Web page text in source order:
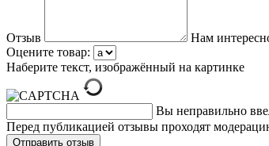
Отзыв
Нам
Оцените товар:
Наберите текст, изображённый на картинке
Вы неправильно
Перед публикацией отзывы проходят